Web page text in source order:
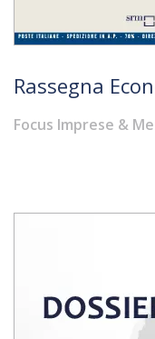
Rassegna
Focus Imprese &